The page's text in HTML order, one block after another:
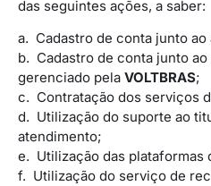
das seguintes ações, a saber:
a. Cadastro de conta junto ao
b. Cadastro de conta junto ao
gerenciado pela VOLTBRAS;
c. Contratação dos serviços
d. Utilização do suporte ao
atendimento;
e. Utilização das plataformas
f. Utilização do serviço de